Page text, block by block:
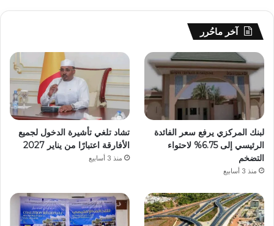
آخر ماحُرر
لبنك المركزي يرفع سعر الفائدة
الرئيسي إلى 6.75% لاحتواء
التضخم
منذ 3 أسابيع
تشاد تلغي تأشيرة الدخول لجميع
الأفارقة اعتبارًا من يناير 2027
منذ 3 أسابيع